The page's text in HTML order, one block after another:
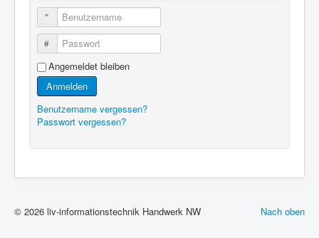
Benutzername
Passwort
Angemeldet bleiben
Anmelden
Benutzername vergessen?
Passwort vergessen?
Nach oben
© 2026 liv-informationstechnik Handwerk NW